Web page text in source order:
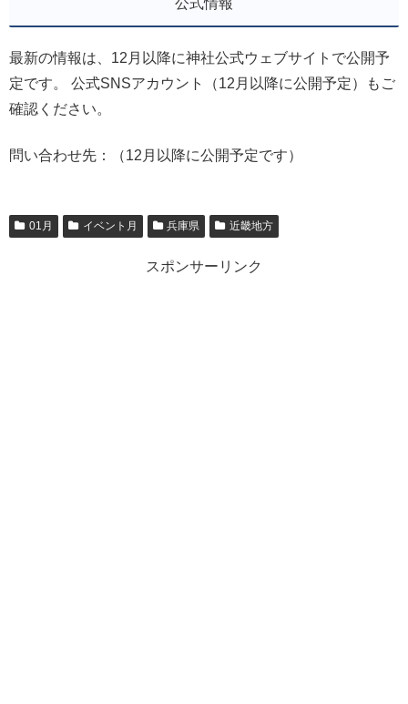
公式情報
最新の情報は、12月以降に神社公式ウェブサイトで公開予
定です。 公式SNSアカウント（12月以降に公開予定）もご
確認ください。
問い合わせ先：（12月以降に公開予定です）
01月 イベント月 兵庫県 近畿地方
スポンサーリンク